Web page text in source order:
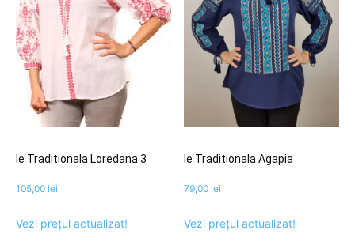
Ie Traditionala Loredana 3
105,00 lei
Vezi prețul actualizat!
Ie Traditionala Agapia
79,00 lei
Vezi prețul actualizat!